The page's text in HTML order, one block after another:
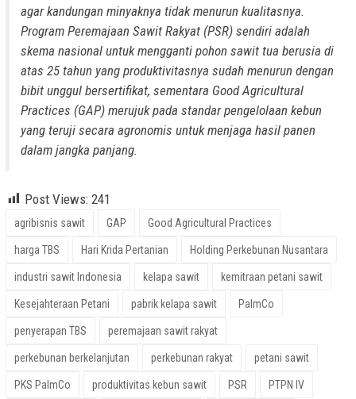
agar kandungan minyaknya tidak menurun kualitasnya.
Program Peremajaan Sawit Rakyat (PSR) sendiri adalah
skema nasional untuk mengganti pohon sawit tua berusia di
atas 25 tahun yang produktivitasnya sudah menurun dengan
bibit unggul bersertifikat, sementara Good Agricultural
Practices (GAP) merujuk pada standar pengelolaan kebun
yang teruji secara agronomis untuk menjaga hasil panen
dalam jangka panjang.
Post Views: 241
agribisnis sawit GAP Good Agricultural Practices
harga TBS Hari Krida Pertanian Holding Perkebunan Nusantara
industri sawit Indonesia kelapa sawit kemitraan petani sawit
Kesejahteraan Petani pabrik kelapa sawit PalmCo
penyerapan TBS peremajaan sawit rakyat
perkebunan berkelanjutan perkebunan rakyat petani sawit
PKS PalmCo produktivitas kebun sawit PSR PTPN IV